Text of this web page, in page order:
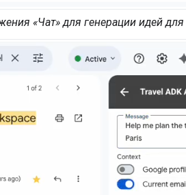
«Чат» для генерации идей для